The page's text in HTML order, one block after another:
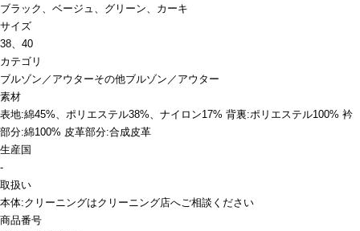
ブラック、ベージュ、グリーン、カーキ
サイズ
38、40
カテゴリ
ブルゾン／アウターその他ブルゾン／アウター
素材
表地:綿45%、ポリエステル38%、ナイロン17% 背裏:ポリエステル100% 衿
部分:綿100% 皮革部分:合成皮革
生産国
-
取扱い
本体:クリーニングはクリーニング店へご相談ください
商品番号